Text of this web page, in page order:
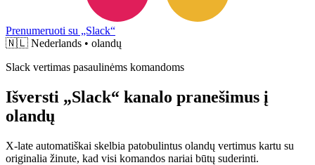
Prenumeruoti su „Slack“
🇳🇱 Nederlands • olandų
Slack vertimas pasaulinėms komandoms
Išversti „Slack“ kanalo pranešimus į
olandų
X-late automatiškai skelbia patobulintus olandų vertimus kartu su
originalia žinute, kad visi komandos nariai būtų suderinti.